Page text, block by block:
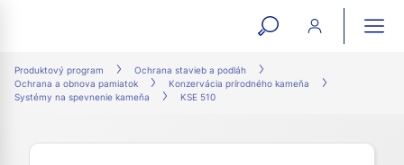
open
search
Produktový program
Ochrana stavieb a podláh
Ochrana a obnova pamiatok
Konzervácia prírodného kameňa
Systémy na spevnenie kameňa
KSE 510